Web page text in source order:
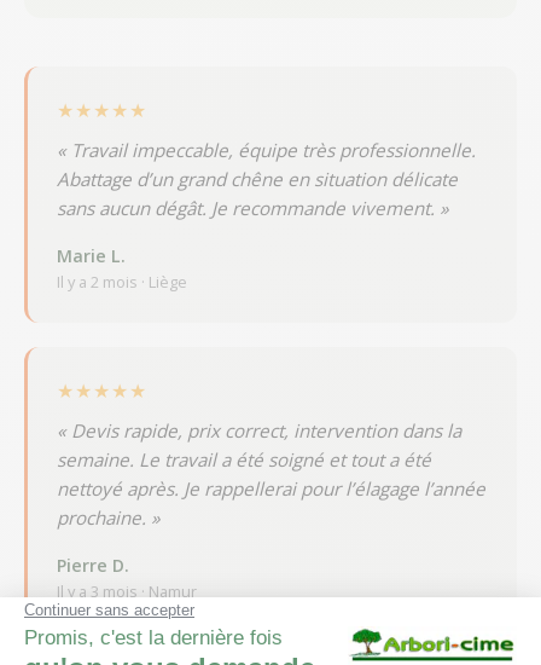
★★★★★
« Travail impeccable, équipe très professionnelle.
Abattage d’un grand chêne en situation délicate
sans aucun dégât. Je recommande vivement. »
Marie L.
Il y a 2 mois · Liège
★★★★★
« Devis rapide, prix correct, intervention dans la
semaine. Le travail a été soigné et tout a été
nettoyé après. Je rappellerai pour l’élagage l’année
prochaine. »
Pierre D.
Il y a 3 mois · Namur